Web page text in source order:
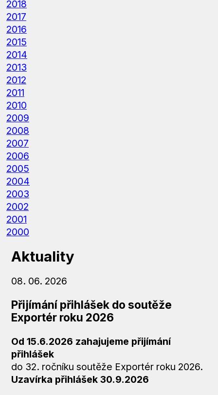
2018
2017
2016
2015
2014
2013
2012
2011
2010
2009
2008
2007
2006
2005
2004
2003
2002
2001
2000
Aktuality
08. 06. 2026
Přijímání přihlášek do soutěže
Exportér roku 2026
Od 15.6.2026 zahajujeme přijímání
přihlášek
do 32. ročníku soutěže Exportér roku 2026.
Uzavírka přihlášek 30.9.2026